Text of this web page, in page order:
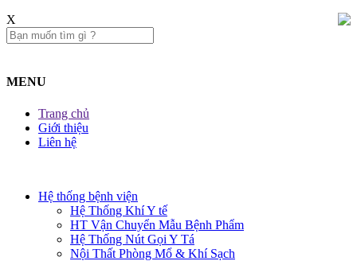
X
MENU
Trang chủ
Giới thiệu
Liên hệ​
Hệ thống bệnh viện
Hệ Thống Khí Y tế
HT Vận Chuyển Mẫu Bệnh Phẩm
Hệ Thống Nút Gọi Y Tá
Nội Thất Phòng Mổ & Khí Sạch